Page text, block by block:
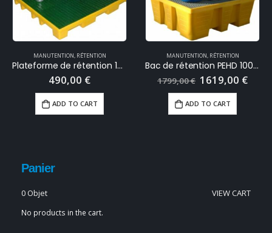
MANUTENTION, RÉTENTION
Plateforme de rétention 120 Litres
490,00 €
ADD TO CART
MANUTENTION, RÉTENTION
Bac de rétention PEHD 1000 Litres
1799,00€ 1619,00 €
ADD TO CART
Panier
0 Objet VIEW CART
No products in the cart.